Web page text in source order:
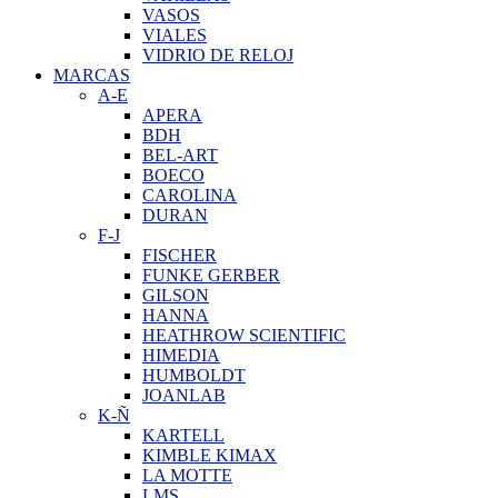
VASOS
VIALES
VIDRIO DE RELOJ
MARCAS
A-E
APERA
BDH
BEL-ART
BOECO
CAROLINA
DURAN
F-J
FISCHER
FUNKE GERBER
GILSON
HANNA
HEATHROW SCIENTIFIC
HIMEDIA
HUMBOLDT
JOANLAB
K-Ñ
KARTELL
KIMBLE KIMAX
LA MOTTE